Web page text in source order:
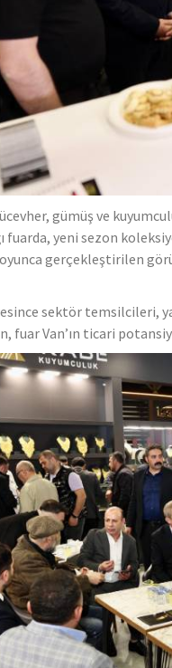
gümüş ve
fuarda, yeni sezon
gerçekleştirilen
sektör temsilcileri,
fuar Van’ın ticari